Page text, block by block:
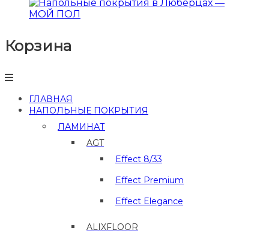
Напольные
покрытия
Люберцах
МОЙ
ПОЛ
Корзина
ГЛАВНАЯ
НАПОЛЬНЫЕ ПОКРЫТИЯ
ЛАМИНАТ
AGT
Effect 8/33
Effect Premium
Effect Elegance
ALIXFLOOR